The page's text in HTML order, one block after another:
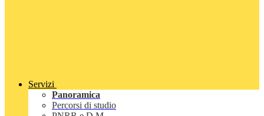
Servizi
Panoramica
Percorsi di studio